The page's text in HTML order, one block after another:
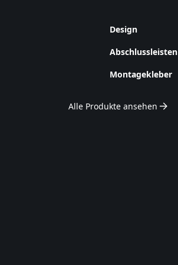
Design
Abschlussleisten
Montagekleber
Alle Produkte ansehen